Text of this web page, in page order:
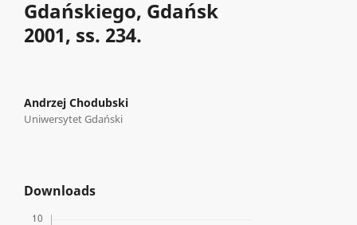
Gdańskiego, Gdańsk
2001, ss. 234.
Andrzej Chodubski
Uniwersytet Gdański
Downloads